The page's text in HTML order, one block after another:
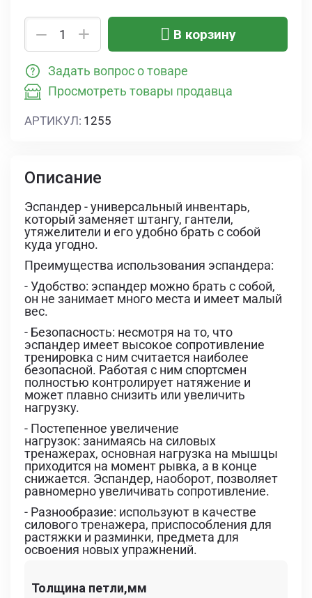
+
− В корзину
Задать вопрос о товаре
Просмотреть товары продавца
АРТИКУЛ: 1255
Описание
Эспандер - универсальный инвентарь,
который заменяет штангу, гантели,
утяжелители и его удобно брать с собой
куда угодно.
Преимущества использования эспандера:
- Удобство: эспандер можно брать с собой,
он не занимает много места и имеет малый
вес.
- Безопасность: несмотря на то, что
эспандер имеет высокое сопротивление
тренировка с ним считается наиболее
безопасной. Работая с ним спортсмен
полностью контролирует натяжение и
может плавно снизить или увеличить
нагрузку.
- Постепенное увеличение
нагрузок: занимаясь на силовых
тренажерах, основная нагрузка на мышцы
приходится на момент рывка, а в конце
снижается. Эспандер, наоборот, позволяет
равномерно увеличивать сопротивление.
- Разнообразие: используют в качестве
силового тренажера, приспособления для
растяжки и разминки, предмета для
освоения новых упражнений.
Толщина петли,мм